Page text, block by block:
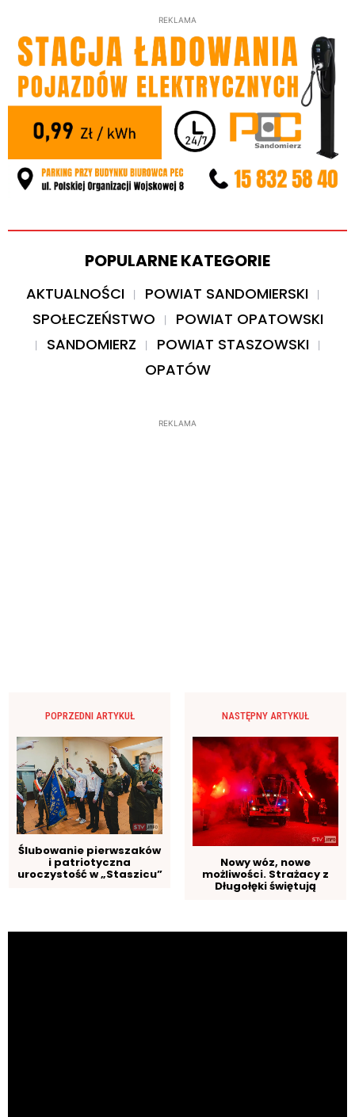
REKLAMA
POPULARNE KATEGORIE
AKTUALNOŚCI
POWIAT SANDOMIERSKI
SPOŁECZEŃSTWO
POWIAT OPATOWSKI
SANDOMIERZ
POWIAT STASZOWSKI
OPATÓW
REKLAMA
POPRZEDNI ARTYKUŁ
Ślubowanie pierwszaków
i patriotyczna
uroczystość w „Staszicu”
NASTĘPNY ARTYKUŁ
Nowy wóz, nowe
możliwości. Strażacy z
Długołęki świętują